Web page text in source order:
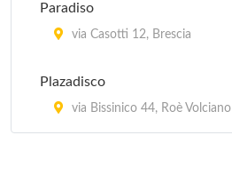
Paradiso
via Casotti 12, Brescia
Plazadisco
via Bissinico 44, Roè Volciano